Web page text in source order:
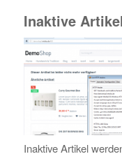
Inaktive
Inaktive Artikel